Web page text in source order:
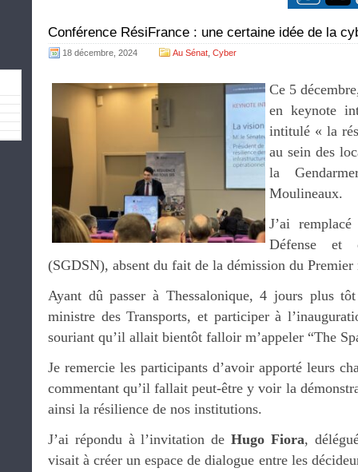
Conférence RésiFrance : une certaine idée de la
18 décembre, 2024 Au Sénat Cyber
Ce 5
en keynote
intitulé « la
au sein des
la
Moulineaux.
J’ai
Défense et
(SGDSN), absent du fait de la démission du
Ayant dû passer à Thessalonique, 4 jours plus
ministre des Transports, et participer à
souriant qu’il allait bientôt falloir m’appeler “The
Je remercie les participants d’avoir apporté leurs
commentant qu’il fallait peut-être y voir la
ainsi la résilience de nos institutions.
J’ai répondu à l’invitation deHugo Fiora,
visait à créer un espace de dialogue entre les